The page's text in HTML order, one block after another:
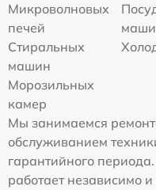
Микроволновых
печей
Стиральных
машин
Морозильных
камер
Мы занимаемся
обслуживанием
гарантийного
работает независимо